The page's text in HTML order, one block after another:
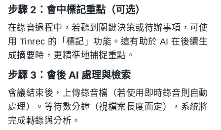
步驟 2：會中標記重點（可选）
在錄音過程中，若聽到關鍵決策或待辦事項，可使
用 Tinrec 的「標記」功能。這有助於 AI 在後續生
成摘要時，更精準地捕捉重點。
步驟 3：會後 AI 處理與檢索
會議結束後，上傳錄音檔（若使用即時錄音則自動
處理）。等待數分鐘（視檔案長度而定），系統將
完成轉錄與分析。